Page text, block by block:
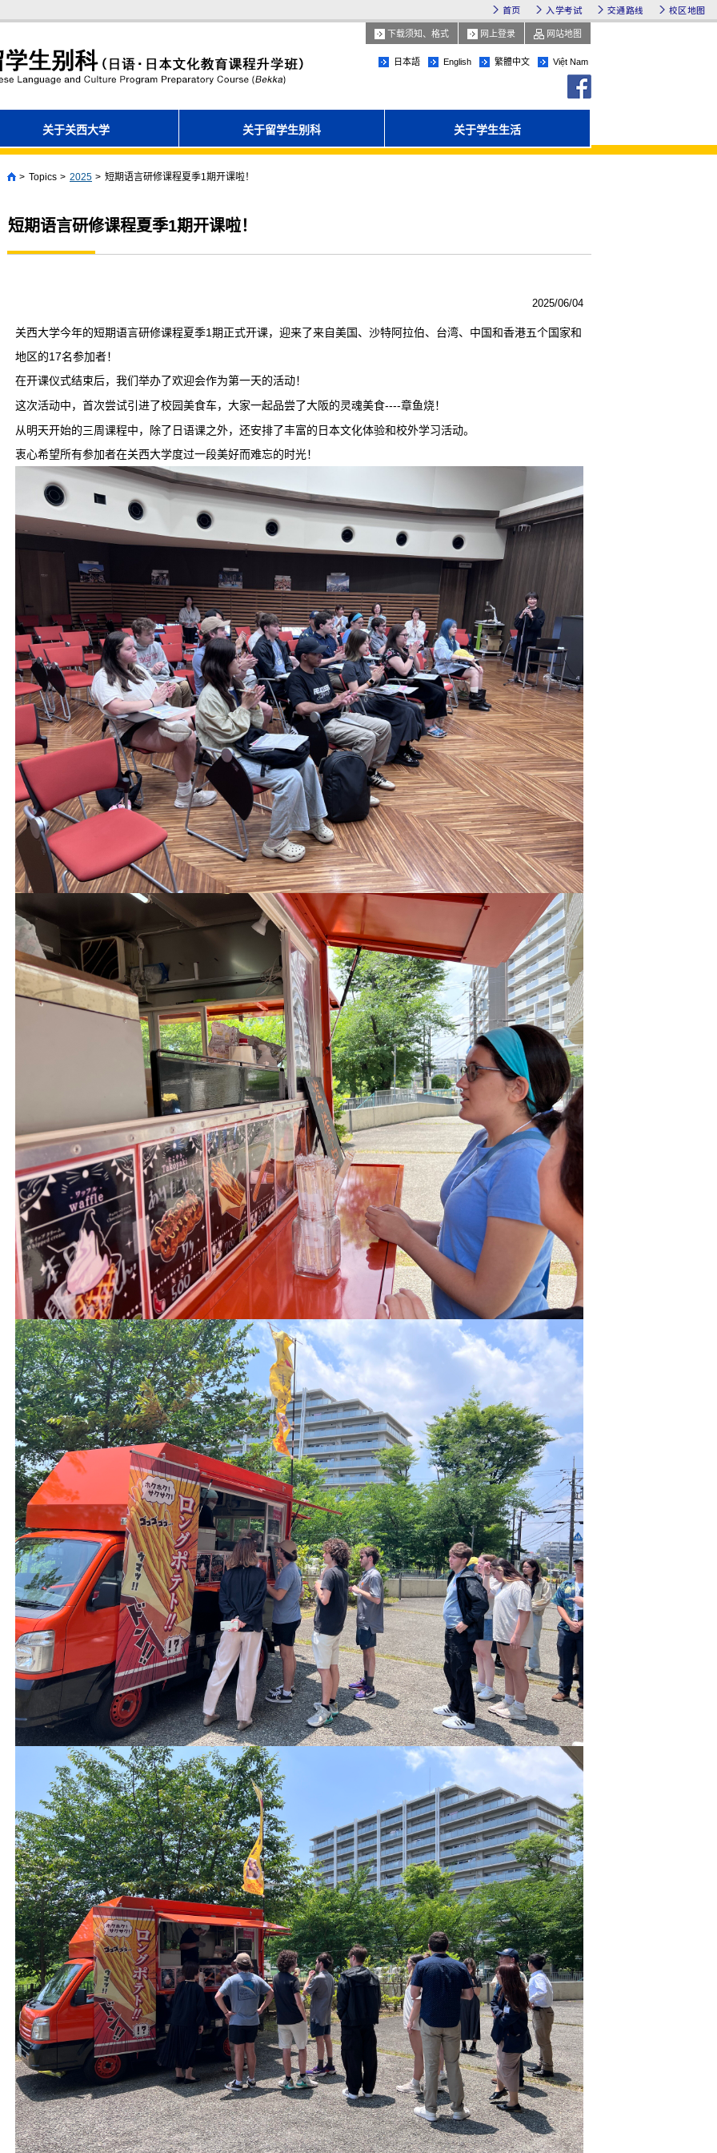
首页 入学考试 交通路线 校区地图
下载须知、格式 网上登录 网站地图
日本語 English 繁體中文 Việt Nam
关于关西大学 关于留学生别科 关于学生生活
Home
Topics 2025 短期语言研修课程夏季1期开课啦！
短期语言研修课程夏季1期开课啦！
2025/06/04
关西大学今年的短期语言研修课程夏季1期正式开课，迎来了来自美国、沙特阿拉伯、台湾、中国和香港五个国家和
地区的17名参加者！
在开课仪式结束后，我们举办了欢迎会作为第一天的活动！
这次活动中，首次尝试引进了校园美食车，大家一起品尝了大阪的灵魂美食----章鱼烧！
从明天开始的三周课程中，除了日语课之外，还安排了丰富的日本文化体验和校外学习活动。
衷心希望所有参加者在关西大学度过一段美好而难忘的时光！